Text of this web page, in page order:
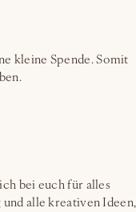
kleine Spende. Somit
bei euch für alles
und alle kreativen Ideen,